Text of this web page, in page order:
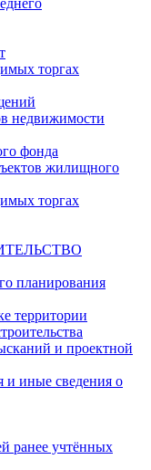
торгах
недвижимости
фонда
жилищного
торгах
планирования
территории
и проектной
и иные сведения о
ранее учтённых